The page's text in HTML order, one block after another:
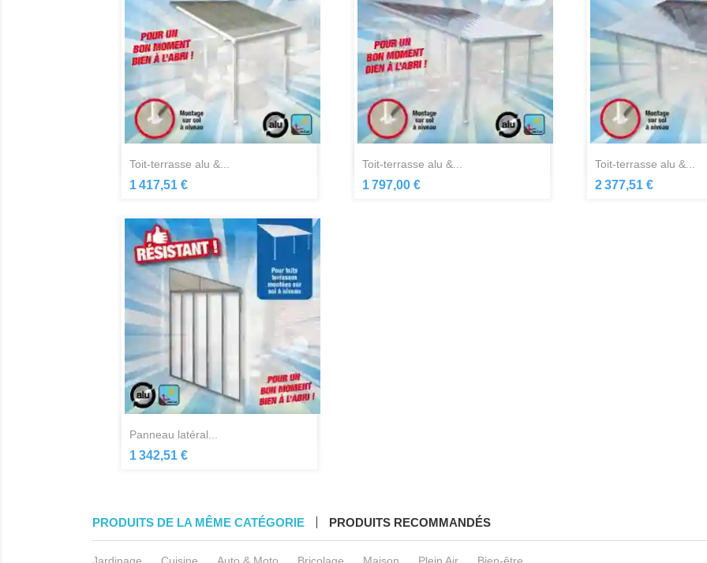
toit-terrasse alu &...
1 417,51 €
toit-terrasse alu &...
1 797,00 €
toit-terrasse alu &...
2 377,51 €
panneau latéral...
1 342,51 €
PRODUITS DE LA MÊME CATÉGORIE PRODUITS RECOMMANDÉS
Jardinage Cuisine Auto & Moto Bricolage Maison Plein Air Bien-être